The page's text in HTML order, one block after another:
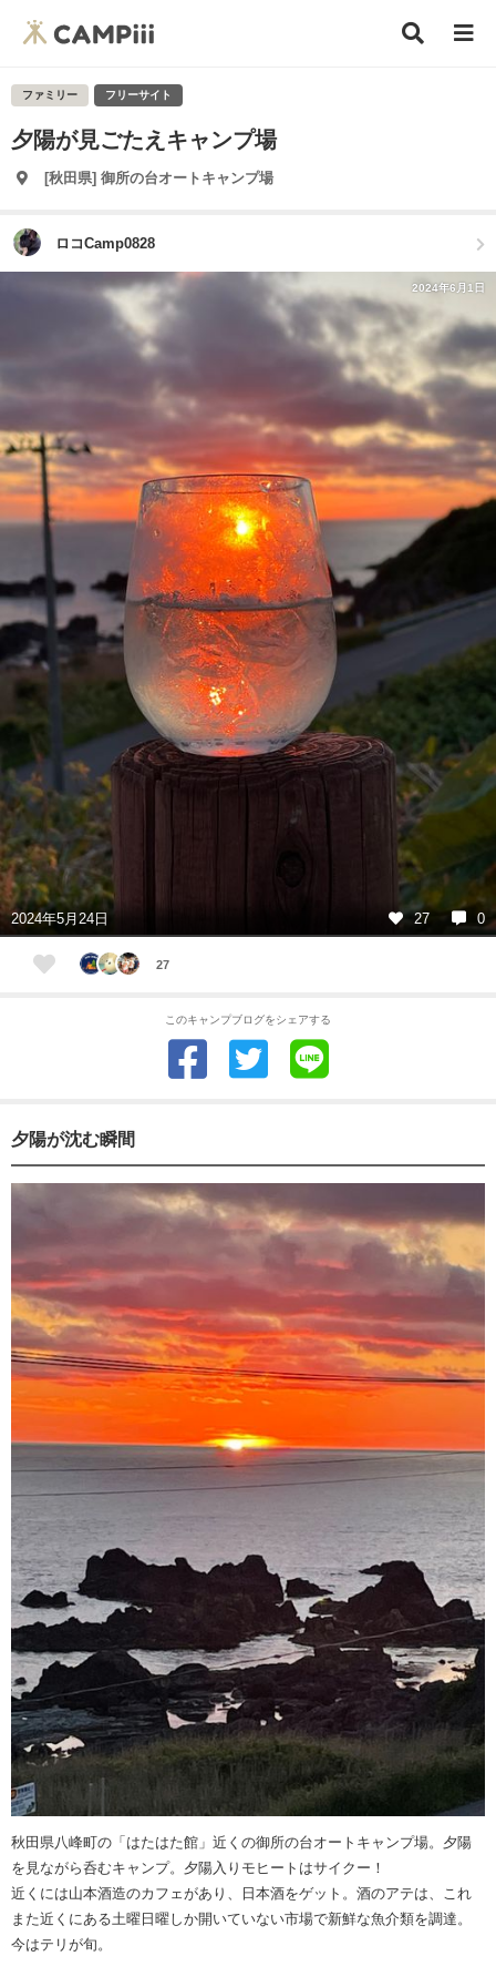
ファミリー フリーサイト
夕陽が見ごたえキャンプ場
[秋田県] 御所の台オートキャンプ場
ロコCamp0828
2024年6月1日
2024年5月24日 27 0
27
このキャンプブログをシェアする
夕陽が沈む瞬間
秋田県八峰町の「はたはた館」近くの御所の台オートキャンプ場。夕陽
を見ながら呑むキャンプ。夕陽入りモヒートはサイクー！
近くには山本酒造のカフェがあり、日本酒をゲット。酒のアテは、これ
また近くにある土曜日曜しか開いていない市場で新鮮な魚介類を調達。
今はテリが旬。